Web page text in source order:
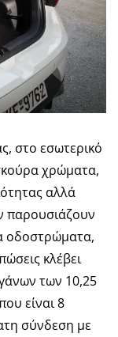
στο εσωτερικό
χρώματα,
αλλά
παρουσιάζουν
οδοστρώματα,
κλέβει
των 10,25
είναι 8
σύνδεση με